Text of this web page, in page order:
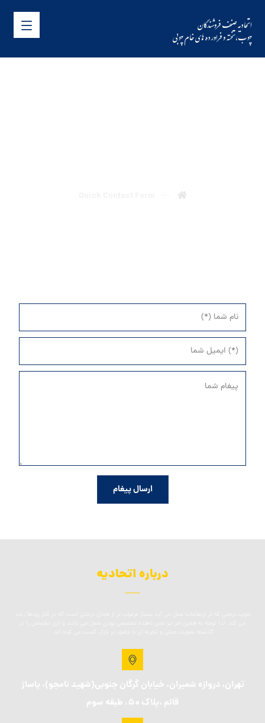
اتحادیه صنف فروشندگان
چوب،تخته و فراورده های خام چوبی
ارسال پیغام
درباره اتحادیه
تهران، دروازه شمیران، خیابان گرگان جنوبی(شهید نامجو)، پاساژ
قائم ،پلاک 50، طبقه سوم